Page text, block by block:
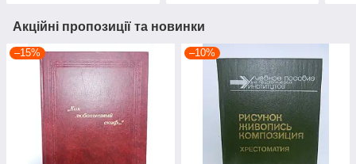
Акційні пропозиції та новинки
–15% –10%